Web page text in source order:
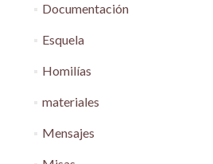
Documentación
Esquela
Homilías
materiales
Mensajes